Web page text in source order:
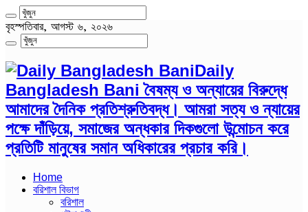
বৃহস্পতিবার, আগস্ট ৬, ২০২৬
Daily
Bangladesh Bani বৈষম্য ও অন্যায়ের বিরুদ্ধে
আমাদের দৈনিক প্রতিশ্রুতিবদ্ধ। আমরা সত্য ও ন্যায়ের
পক্ষে দাঁড়িয়ে, সমাজের অন্ধকার দিকগুলো উন্মোচন করে
প্রতিটি মানুষের সমান অধিকারের প্রচার করি।
Home
বরিশাল বিভাগ
বরিশাল